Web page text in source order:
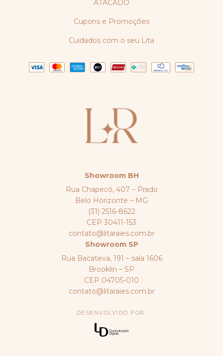
ATACADO
Cupons e Promoções
Cuidados com o seu Lita
Showroom BH
Rua Chapecó, 407 – Prado
Belo Horizonte – MG
(31) 2516-8622
CEP 30411-153
contato@litaraies.com.br
Showroom SP
Rua Bacateva, 191 – sala 1606
Brooklin – SP
CEP 04705-010
contato@litaraies.com.br
DESENVOLVIDO POR: